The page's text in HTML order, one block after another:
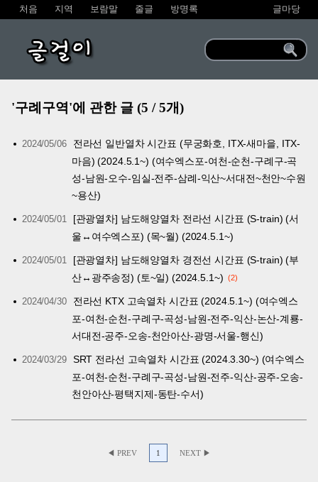
처음 지역 보람말 줄글 방명록 글마당
글걸이
'구례구역'에 관한 글 (5 / 5개)
2024/05/06
전라선 일반열차 시간표 (무궁화호, ITX-새마을, ITX-
마음) (2024.5.1~) (여수엑스포-여천-순천-구례구-곡
성-남원-오수-임실-전주-삼례-익산~서대전~천안~수원
~용산)
2024/05/01
[관광열차] 남도해양열차 전라선 시간표 (S-train) (서
울↔여수엑스포) (목~월) (2024.5.1~)
2024/05/01
[관광열차] 남도해양열차 경전선 시간표 (S-train) (부
산↔광주송정) (토~일) (2024.5.1~)
2
2024/04/30
전라선 KTX 고속열차 시간표 (2024.5.1~) (여수엑스
포-여천-순천-구례구-곡성-남원-전주-익산-논산-계룡-
서대전-공주-오송-천안아산-광명-서울-행신)
2024/03/29
SRT 전라선 고속열차 시간표 (2024.3.30~) (여수엑스
포-여천-순천-구례구-곡성-남원-전주-익산-공주-오송-
천안아산-평택지제-동탄-수서)
◀ PREV 1 NEXT ▶